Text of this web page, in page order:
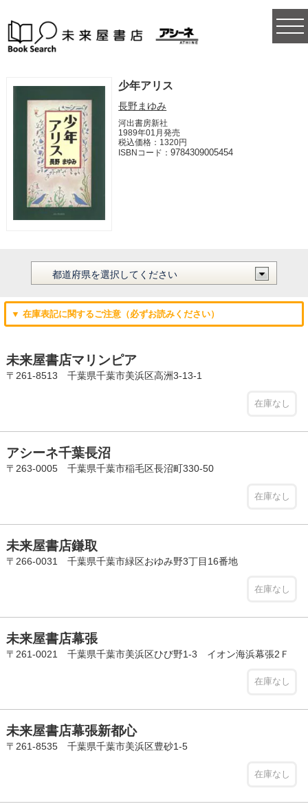
少年アリス
長野まゆみ
河出書房新社
1989年01月発売
税込価格：1320円
ISBNコード：9784309005454
▼ 在庫表記に関するご注意（必ずお読みください）
未来屋書店マリンピア
〒261-8513 千葉県千葉市美浜区高洲3-13-1
在庫なし
アシーネ千葉長沼
〒263-0005 千葉県千葉市稲毛区長沼町330-50
在庫なし
未来屋書店鎌取
〒266-0031 千葉県千葉市緑区おゆみ野3丁目16番地
在庫なし
未来屋書店幕張
〒261-0021 千葉県千葉市美浜区ひび野1-3 イオン海浜幕張2Ｆ
在庫なし
未来屋書店幕張新都心
〒261-8535 千葉県千葉市美浜区豊砂1-5
在庫なし